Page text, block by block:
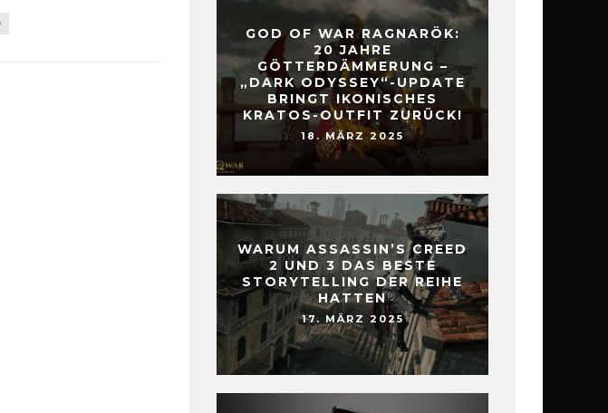
GOD OF WAR RAGNARÖK:
20 JAHRE
GÖTTERDÄMMERUNG –
„DARK ODYSSEY“-UPDATE
BRINGT IKONISCHES
KRATOS-OUTFIT ZURÜCK!
18. MÄRZ 2025
WARUM ASSASSIN’S CREED
2 UND 3 DAS BESTE
STORYTELLING DER REIHE
HATTEN
17. MÄRZ 2025